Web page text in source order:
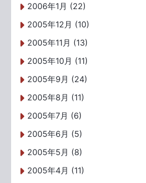
2006年1月 (22)
2005年12月 (10)
2005年11月 (13)
2005年10月 (11)
2005年9月 (24)
2005年8月 (11)
2005年7月 (6)
2005年6月 (5)
2005年5月 (8)
2005年4月 (11)